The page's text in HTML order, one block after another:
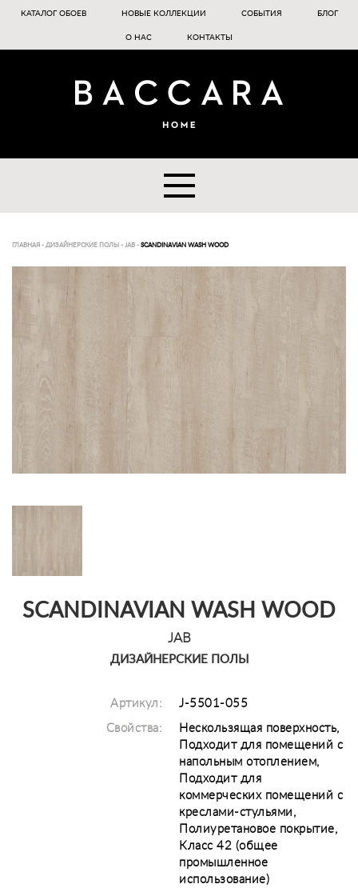
КАТАЛОГ ОБОЕВ НОВЫЕ КОЛЛЕКЦИИ СОБЫТИЯ БЛОГ
О НАС КОНТАКТЫ
ГЛАВНАЯ - ДИЗАЙНЕРСКИЕ ПОЛЫ - JAB - SCANDINAVIAN WASH WOOD
SCANDINAVIAN WASH WOOD
JAB
ДИЗАЙНЕРСКИЕ ПОЛЫ
Артикул: J-5501-055
Свойства:
Нескользящая поверхность,
Подходит для помещений с
напольным отоплением,
Подходит для
коммерческих помещений с
креслами-стульями,
Полиуретановое покрытие,
Класс 42 (общее
промышленное
использование)